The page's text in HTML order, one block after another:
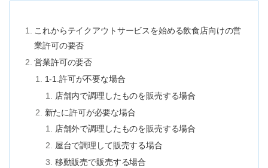
これからテイクアウトサービスを始める飲食店向けの営
業許可の要否
営業許可の要否
1-1.許可が不要な場合
店舗内で調理したものを販売する場合
新たに許可が必要な場合
店舗外で調理したものを販売する場合
屋台で調理して販売する場合
移動販売で販売する場合